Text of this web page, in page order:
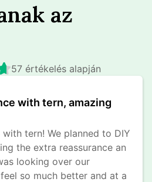
az
57 értékelés alapján
with tern, amazing
tern! We planned to DIY
the extra reassurance an
looking over our
so much better and at a